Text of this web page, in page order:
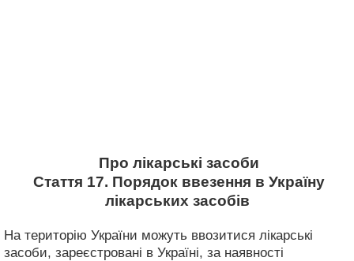
Про лікарські засоби
Стаття 17. Порядок ввезення в Україну
лікарських засобів
На територію України можуть ввозитися лікарські
засоби, зареєстровані в Україні, за наявності